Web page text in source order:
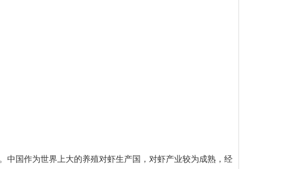
国作为世界上大的养殖对虾生产国，对虾产业较为成熟，经